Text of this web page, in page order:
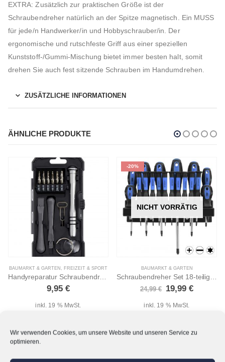
Wir verwenden Cookies, um unsere Website und unseren Service zu
optimieren.
EXTRA: Zusätzlich zur praktischen Größe ist der
Schraubendreher natürlich an der Spitze magnetisch. Ein MUSS
für jede/n Handwerker/in und Hobbyschrauber/in. Der
ergonomische und rutschfeste Griff aus einer speziellen
Kunststoff-/Gummi-Mischung bietet immer besten halt, somit
drehen Sie auch fest sitzende Schrauben im Handumdrehen.
ZUSÄTZLICHE INFORMATIONEN
ÄHNLICHE PRODUKTE
BAUMARKT & GARTEN FREIZEIT & SPORT
Handyreparatur Schraubendreher Set 17-teilig
9,95 €
inkl. 19 % MwSt.
-20%
NICHT VORRÄTIG
BAUMARKT & GARTEN
24,99€ Ursprünglicher
Preis
war:
19,99 €
inkl. 19 % MwSt.